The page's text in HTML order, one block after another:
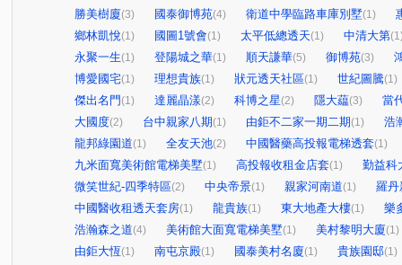
勝美樹廈(3) 國泰御博苑(4) 衛道中學臨路車庫別墅(1)
鄉林凱悅(1) 國圖1號會(1) 太平低總透天(1) 中清大第
永聚一生(1) 登陽城之華(1) 順天謙華(5) 御博苑(3)
博愛國宅(1) 理想貴族(1) 狀元透天社區(1) 世紀圖騰(1)
傑出名門 (1) 達麗晶漾(2) 科博之星(2) 隱大藴(3)
當
大國度(2) 台中親家八期(1) 由鉅不二家一期二期(1)
浩
龍邦綠園道(1) 全友天池(2) 中國醫藥高投報電梯透套(1)
九米面寬美術館電梯美墅(1) 高投報收租金店套(1)
勤益科
微笑世紀-四季特區(2) 中央帝景(1) 親家河南道(1)
羅丹
中國醫收租透天套房(1) 龍貴族(1) 東大地產大樓(1)
樂
浩瀚森之道(4) 美術館大面寬電梯美墅(1) 美村黎明大廈(1)
由鉅大恆(1) 南屯京殿(1) 國泰美村名廈(1) 貴族園邸(1)